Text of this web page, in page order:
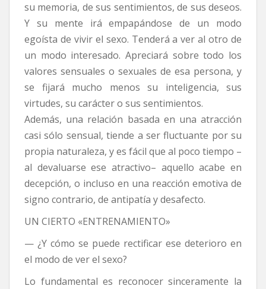
su memoria, de sus sentimientos, de sus deseos.
Y su mente irá empapándose de un modo
egoísta de vivir el sexo. Tenderá a ver al otro de
un modo interesado. Apreciará sobre todo los
valores sensuales o sexuales de esa persona, y
se fijará mucho menos su inteligencia, sus
virtudes, su carácter o sus sentimientos.
Además, una relación basada en una atracción
casi sólo sensual, tiende a ser fluctuante por su
propia naturaleza, y es fácil que al poco tiempo –
al devaluarse ese atractivo– aquello acabe en
decepción, o incluso en una reacción emotiva de
signo contrario, de antipatía y desafecto.
UN CIERTO «ENTRENAMIENTO»
— ¿Y cómo se puede rectificar ese deterioro en
el modo de ver el sexo?
Lo fundamental es reconocer sinceramente la